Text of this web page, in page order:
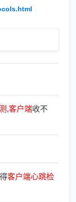
,客户端收不
客户端心跳检